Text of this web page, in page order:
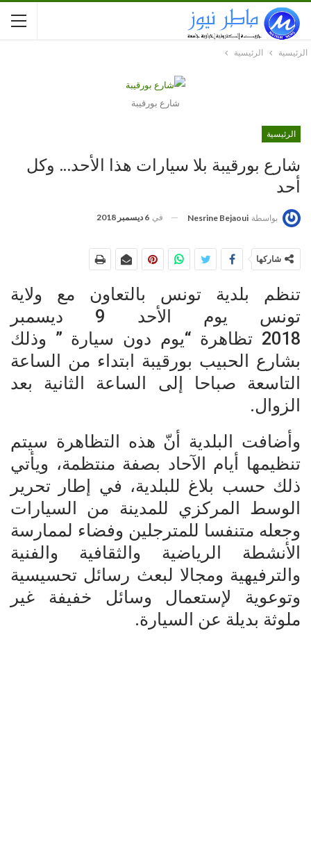
الرئيسية الرئيسية
شارع بورقيبة
الرئيسية
شارع بورقيبة بلا سيارات هذا الأحد… وكل
أحد
بواسطة Nesrine Bejaoui في 6 ديسمبر 2018
شاركها
تنظم بلدية تونس بالتعاون مع ولاية
تونس يوم الأحد 9 ديسمبر
2018 تظاهرة “يوم دون سيارة ” وذلك
بشارع الحبيب بورقيبة ابتداء من الساعة
التاسعة صباحا إلى الساعة الثانية بعد
الزوال.
وأضافت البلدية أنّ هذه التظاهرة سيتم
تنظيمها أيام الآحاد بصفة منتظمة، ويأتي
ذلك حسب بلاغ للبلدية، في إطار تحرير
الوسط المركزي للمدينة من السيارات
وجعله متنفسا للمترجلين وفضاء لممارسة
الأنشطة الرياضية والثقافية والفنية
والترفيهية ومجالا لبعث رسائل تحسيسية
وتوعوية لإستعمال وسائل خفيفة غير
ملوثة بديلة عن السيارة.